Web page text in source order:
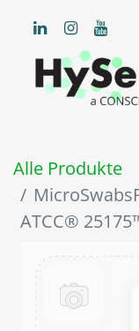
Alle Produkte
ATCC®